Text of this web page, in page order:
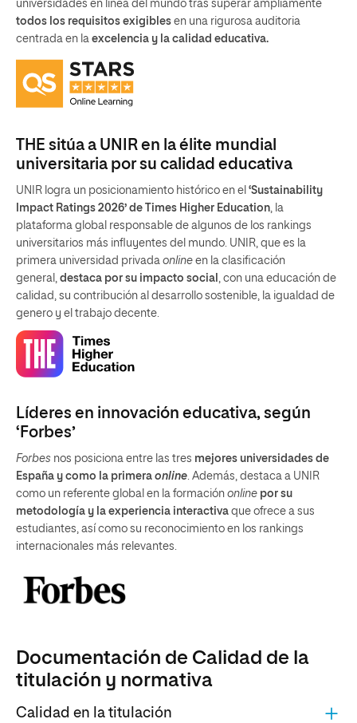
universidades en línea del mundo tras superar ampliamente
todos los requisitos exigibles en una rigurosa auditoria
centrada en la excelencia y la calidad educativa.
THE sitúa a UNIR en la élite mundial
universitaria por su calidad educativa
UNIR logra un posicionamiento histórico en el ‘Sustainability
Impact Ratings 2026’ de Times Higher Education , la
plataforma global responsable de algunos de los rankings
universitarios más influyentes del mundo. UNIR, que es la
primera universidad privada online en la clasificación
general, destaca por su impacto social
, con una educación de
calidad, su contribución al desarrollo sostenible, la igualdad de
genero y el trabajo decente.
Líderes en innovación educativa, según
‘Forbes’
Forbes nos posiciona entre las tres mejores universidades de
España y como la primera online. Además, destaca a UNIR
como un referente global en la formación online por su
metodología y la experiencia interactiva que ofrece a sus
estudiantes, así como su reconocimiento en los rankings
internacionales más relevantes.
Documentación de Calidad de la
titulación y normativa
Calidad en la titulación